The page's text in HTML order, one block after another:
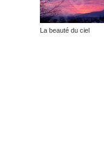
La beauté du ciel